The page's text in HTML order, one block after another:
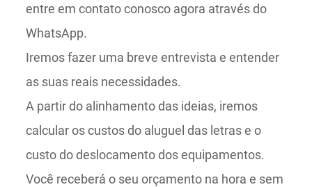
entre em contato conosco agora através do
WhatsApp.
Iremos fazer uma breve entrevista e entender
as suas reais necessidades.
A partir do alinhamento das ideias, iremos
calcular os custos do aluguel das letras e o
custo do deslocamento dos equipamentos.
Você receberá o seu orçamento na hora e sem